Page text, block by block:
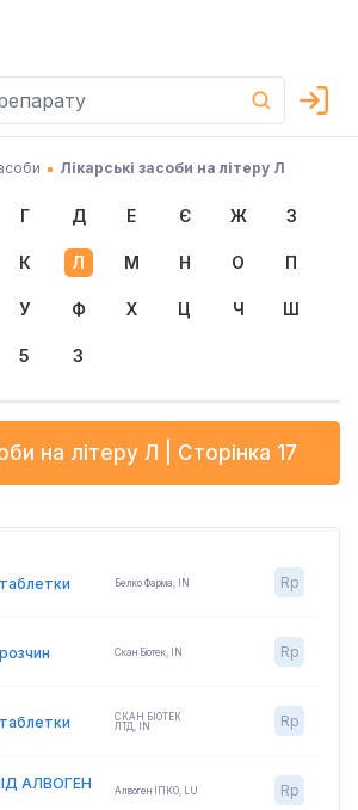
Лікарські засоби на літеру Л
Г Д Е Є Ж З
К Л М Н О П
У Ф Х Ц Ч Ш
5 3
на літеру Л | Сторінка 17
Белко Фарма IN Rp
Скан Біотек, IN Rp
СКАН БІОТЕК
ЛТД
IN Rp
АЛВОГЕН
Алвоген ІПКО, LU Rp